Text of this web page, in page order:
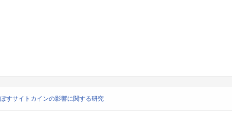
すサイトカインの影響に関する研究